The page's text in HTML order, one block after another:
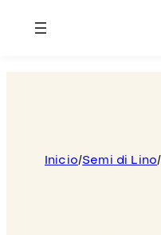
Inicio/Semi di Lino/